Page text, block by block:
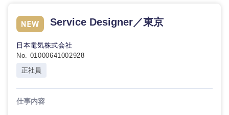
Service Designer／東京
日本電気株式会社
No. 01000641002928
正社員
仕事内容